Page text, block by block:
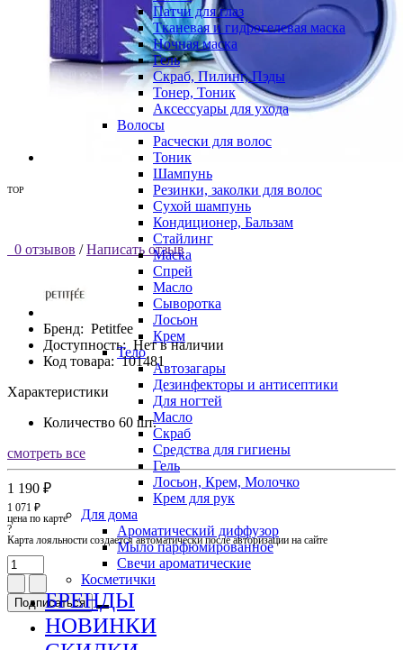
Патчи для глаз
Тканевая и гидрогелевая маска
Ночная маска
Гель
Скраб, Пилинг, Пэды
Тонер, Тоник
Аксессуары для ухода
Волосы
Расчески для волос
Тоник
Шампунь
Резинки, заколки для волос
Сухой шампунь
Кондиционер, Бальзам
Стайлинг
Маска
Спрей
Масло
Сыворотка
Лосьон
Крем
Тело
Автозагары
Дезинфекторы и антисептики
Для ногтей
Масло
Скраб
Средства для гигиены
Гель
Лосьон, Крем, Молочко
Крем для рук
Для дома
Ароматический диффузор
Мыло парфюмированное
Свечи ароматические
Косметички
БРЕНДЫ
НОВИНКИ
TOP
0 отзывов / Написать отзыв
Бренд: Petitfee
Доступность: Нет в наличии
Код товара: 101481
Характеристики
Количество 60 шт.
смотреть все
1 190 ₽
1 071 ₽
цена по карте
?
Карта лояльности создается автоматически после авторизации на сайте
Подписаться